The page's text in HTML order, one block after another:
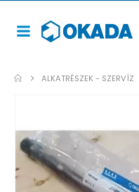
ALKATRÉSZEK - SZERVÍZ